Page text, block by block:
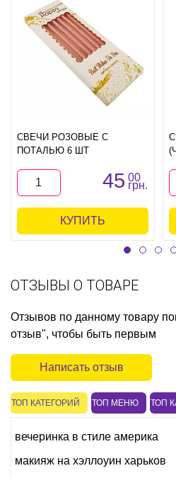
СВЕЧИ РОЗОВЫЕ С
ПОТАЛЬЮ 6 ШТ
45 00
грн.
КУПИТЬ
ОТЗЫВЫ О ТОВАРЕ
Отзывов по данному товару
отзыв", чтобы быть первым
Написать отзыв
ТОП КАТЕГОРИЙ ТОП МЕНЮ ТОП
вечеринка в стиле америка
макияж на хэллоуин харьков